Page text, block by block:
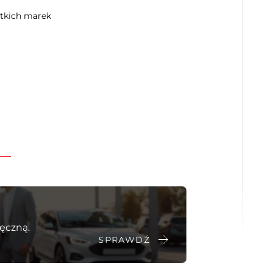
kontrola odległości z przodu (przy
system minimalizujecy skutki kolizji
system powiadamiania o wypadku
system wykrywania zmęczenie kierowcy
ogrzewane siedzenia tylne
asystent pokonywania zakrętów
marek
COSO
SPRAWDŹ